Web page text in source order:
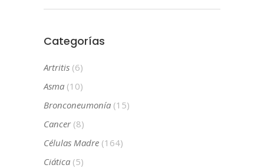
Categorías
Artritis (6)
Asma (10)
Bronconeumonía (15)
Cancer(8)
Células Madre (164)
Ciática (5)